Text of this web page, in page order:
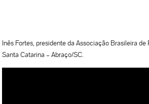
Inês Fortes, presidente da Associação Brasileira
Santa Catarina – Abraço/SC.